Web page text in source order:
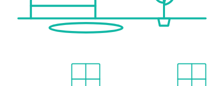
Autobahnanschluss <1.000m
Angaben Entfernung Luftlinie / Quelle: OpenStreetMap